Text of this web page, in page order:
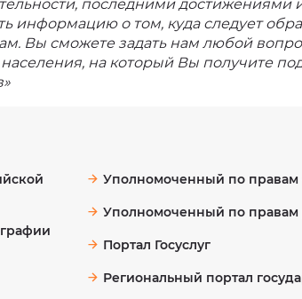
последними достижениями
информацию о том, куда следует
Вы сможете задать нам любой
на который Вы получите
Уполномоченный по правам
Уполномоченный по правам
Портал Госуслуг
Региональный портал
Как
вас
почта
Ваш
номер